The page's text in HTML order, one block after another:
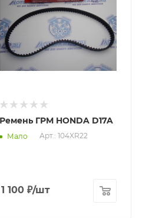
Ремень ГРМ HONDA D17A
Мало Арт.: 104XR22
1 100₽/шт